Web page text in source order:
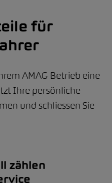
für
AMAG Betrieb eine
Ihre persönliche
und schliessen Sie
zählen